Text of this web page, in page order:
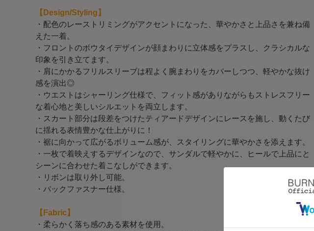
【Design/Styling】
・配色のレーストリミングがアクセントになった、華やかさと上品さを兼ね備
えた一着。
・フロントのボウタイデザインが顔まわりに立体感をプラスし、クラシカルな
印象を引き立てます。
・肩にかかるフリルスリーブは程よく腕まわりをカバーしつつ、軽やかな抜け
感を演出◎
・ウエストはシャーリング仕様で、フィット感がありながらもストレスフリー
な着心地と美しいシルエットを両立します。
・スカート部分は段差をつけたティアードデザインにレースを施し、動くたび
に揺れる表情豊かな仕上がりに！
・裾に向かって広がるボリューム感が、スタイリングに華やかさを添えます。
・一枚で着映えするデザインなので、サンダルで軽やかに、ヒールで上品にと
シーンに合わせた着こなしができます。
・リボンは取り外し可能。
・バックファスナー仕様。
【Fabric】
・柔らかく落ち感のある素材を使用。